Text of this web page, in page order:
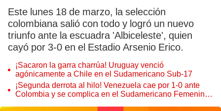
Este lunes 18 de marzo, la selección
colombiana salió con todo y logró un nuevo
triunfo ante la escuadra 'Albiceleste', quien
cayó por 3-0 en el Estadio Arsenio Erico.
¡Sacaron la garra charrúa! Uruguay venció
agónicamente a Chile en el Sudamericano Sub-17
¡Segunda derrota al hilo! Venezuela cae por 1-0 ante
Colombia y se complica en el Sudamericano Femenino